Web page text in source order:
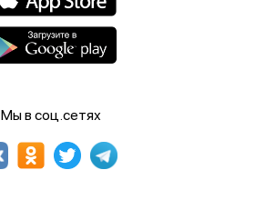
Мы в соц.сетях